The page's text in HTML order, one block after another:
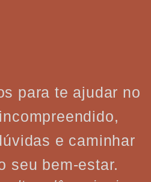
para te ajudar no
e caminhar
seu bem-estar.